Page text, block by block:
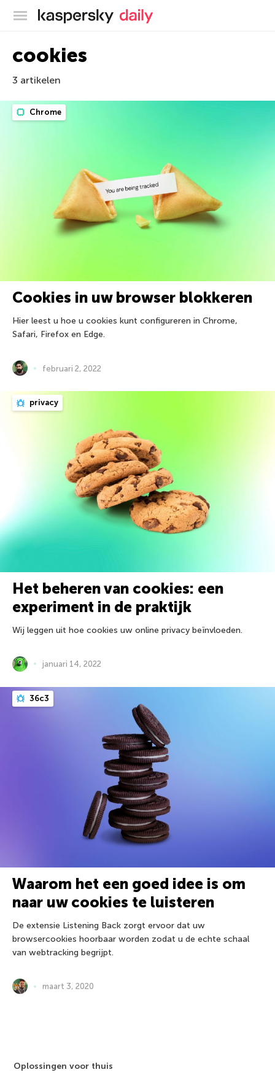
Kaspersky official blog
cookies
3 artikelen
Chrome
Cookies in uw browser blokkeren
Hier leest u hoe u cookies kunt configureren in Chrome,
Safari, Firefox en Edge.
februari 2, 2022
privacy
Het beheren van cookies: een
experiment in de praktijk
Wij leggen uit hoe cookies uw online privacy beïnvloeden.
januari 14, 2022
36c3
Waarom het een goed idee is om
naar uw cookies te luisteren
De extensie Listening Back zorgt ervoor dat uw
browsercookies hoorbaar worden zodat u de echte schaal
van webtracking begrijpt.
maart 3, 2020
Oplossingen voor thuis